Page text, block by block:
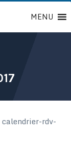
MENU
calendrier-rdv-